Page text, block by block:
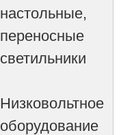
настольные,
переносные
светильники
Низковольтное
оборудование